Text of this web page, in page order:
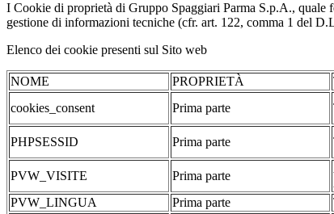
I Cookie di proprietà di Gruppo Spaggiari Parma S.p.A., quale
gestione di informazioni tecniche (cfr. art. 122, comma 1 del
Elenco dei cookie presenti sul Sito web
NOME PROPRIETÀ
cookies_consent
Prima parte
PHPSESSID
Prima parte
PVW_VISITE
Prima parte
PVW_LINGUA
Prima parte